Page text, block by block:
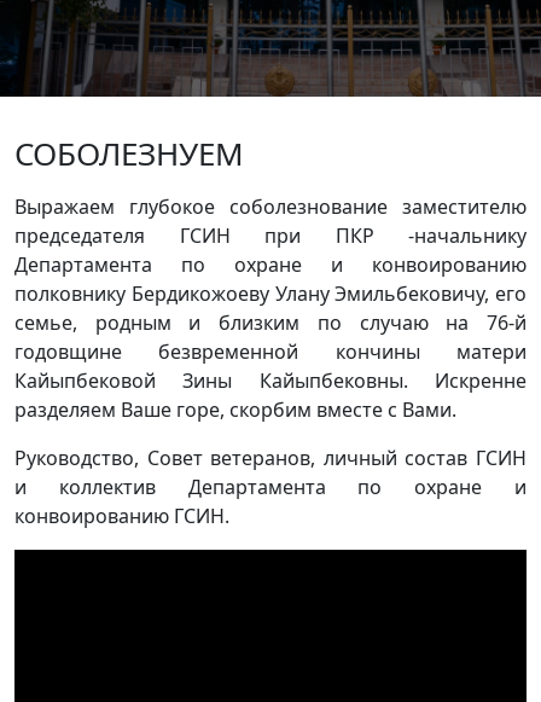
СОБОЛЕЗНУЕМ
Выражаем глубокое соболезнование заместителю
председателя ГСИН при ПКР -начальнику
Департамента по охране и конвоированию
полковнику Бердикожоеву Улану Эмильбековичу, его
семье, родным и близким по случаю на 76-й
годовщине безвременной кончины матери
Кайыпбековой Зины Кайыпбековны. Искренне
разделяем Ваше горе, скорбим вместе с Вами.
Руководство, Совет ветеранов, личный состав ГСИН
и коллектив Департамента по охране и
конвоированию ГСИН.